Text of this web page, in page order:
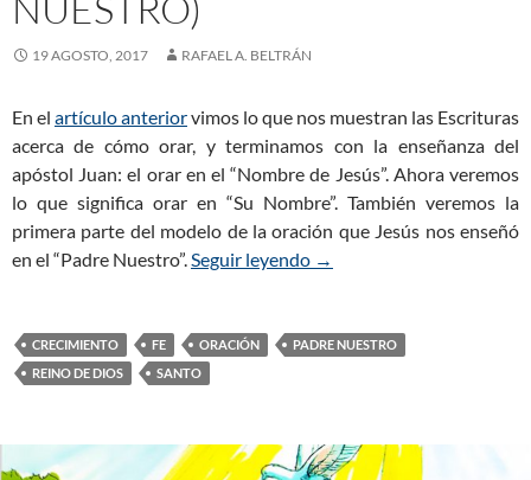
19 AGOSTO, 2017 RAFAEL A. BELTRÁN
En el artículo anteriorvimos lo que nos muestran las Escrituras
acerca de cómo orar, y terminamos con la enseñanza del
apóstol Juan: el orar en el “Nombre de Jesús”. Ahora veremos
lo que significa orar en “Su Nombre”. También veremos la
primera parte del modelo de la oración que Jesús nos enseñó
en el “Padre Nuestro”.Seguir leyendo La oración eficaz (Parte 4
→
CRECIMIENTO FE ORACIÓN
PADRE NUESTRO
REINO DE DIOS
SANTO